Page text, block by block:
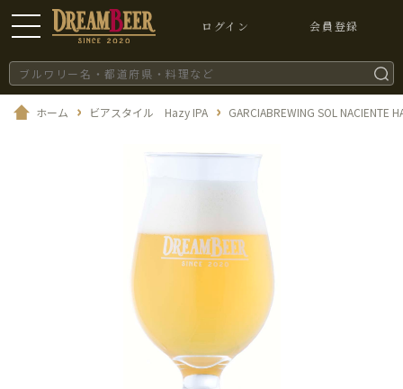
ログイン 会員登録
ホーム ビアスタイル Hazy IPA GARCIABREWING SOL NACIENTE